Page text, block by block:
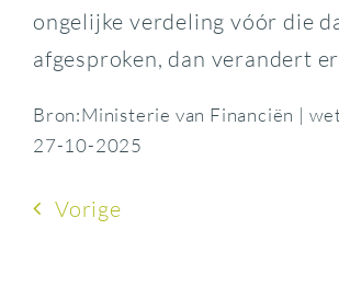
ongelijke verdeling vóór die
afgesproken, dan verandert
Bron:Ministerie van Financiën |
27-10-2025
Vorige